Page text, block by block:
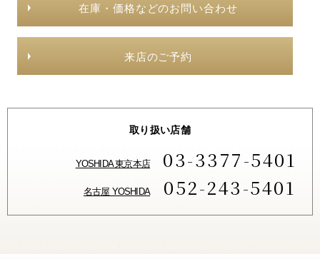
在庫・価格などのお問い合わせ
来店のご予約
取り扱い店舗
YOSHIDA 東京本店 03-3377-5401
名古屋 YOSHIDA 052-243-5401